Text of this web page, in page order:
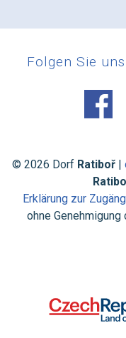
Folgen Sie
© 2026 Dorf Ratiboř |
Erklärung zur
ohne